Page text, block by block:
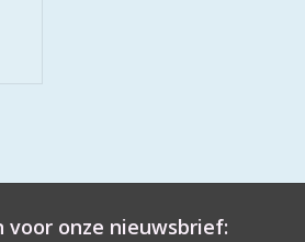
voor onze nieuwsbrief: